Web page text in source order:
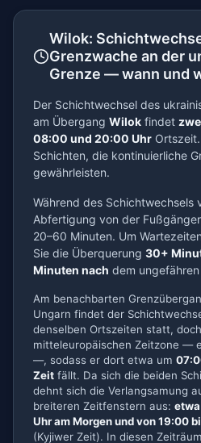
Wilok:
Grenzwache an der
Grenze — wann und
Der Schichtwechsel des
am Übergang Wilok findet
08:00 und 20:00 Uhr
Schichten, die kontinuierliche
gewährleisten.
Während des Schichtwechsels
Abfertigung von der
20–60 Minuten. Um
Sie die Überquerung 30+
Minuten nach dem
Am benachbarten
Ungarn findet der
denselben Ortszeiten statt,
mitteleuropäischen Zeitzone —
—, sodass er dort etwa um
Zeit fällt. Da sich die beiden
dehnt sich die Verlangsamung
breiteren Zeitfenstern aus:
Uhr am Morgen und von 19:00
(Kyjiwer Zeit). In diesen